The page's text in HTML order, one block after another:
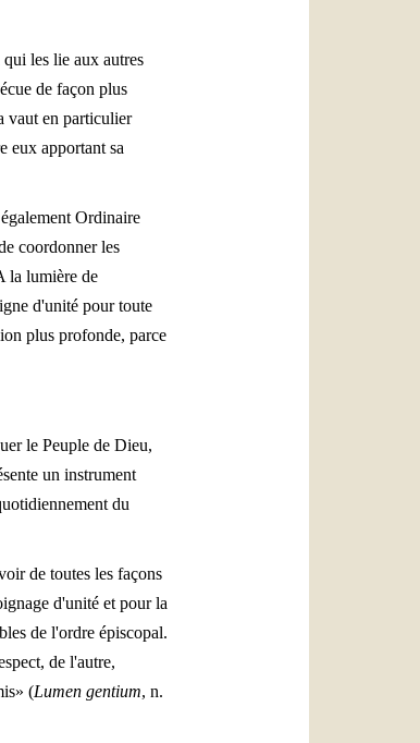
les lie aux autres
de façon plus
vaut en particulier
eux apportant sa
Ordinaire
coordonner les
la lumière de
d'unité pour toute
plus profonde, parce
le Peuple de Dieu,
un instrument
du
de toutes les façons
d'unité et pour la
de l'ordre épiscopal.
de l'autre,
(Lumen gentium, n.